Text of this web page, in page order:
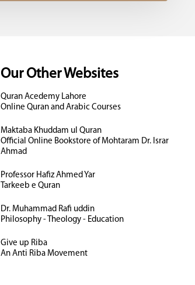
Our Other Websites
Quran Acedemy Lahore
Online Quran and Arabic Courses
Maktaba Khuddam ul Quran
Official Online Bookstore of Mohtaram Dr. Israr
Ahmad
Professor Hafiz Ahmed Yar
Tarkeeb e Quran
Dr. Muhammad Rafi uddin
Philosophy - Theology - Education
Give up Riba
An Anti Riba Movement